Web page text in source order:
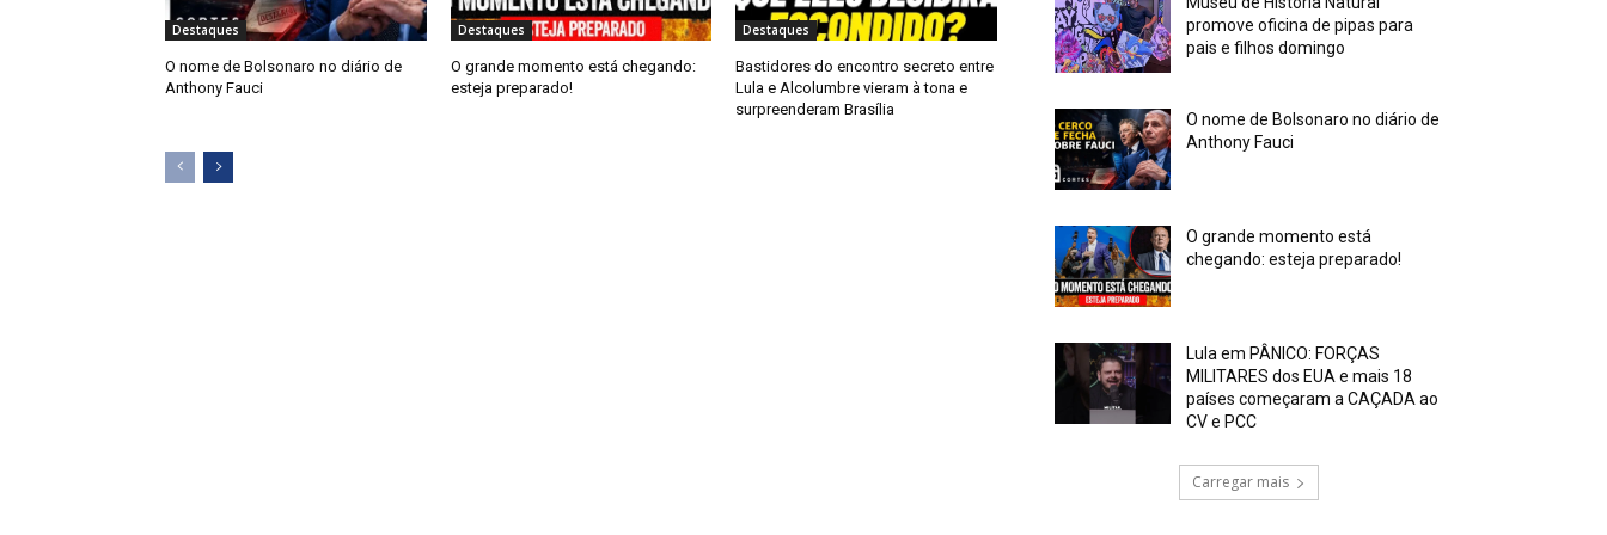
Destaques
O nome de Bolsonaro no diário de
Anthony Fauci
Destaques
O grande momento está chegando:
esteja preparado!
Destaques
Bastidores do encontro secreto entre
Lula e Alcolumbre vieram à tona e
surpreenderam Brasília
promove oficina de pipas para
pais e filhos domingo
O nome de Bolsonaro no diário de
Anthony Fauci
O grande momento está
chegando: esteja preparado!
Lula em PÂNICO: FORÇAS
MILITARES dos EUA e mais 18
países começaram a CAÇADA ao
CV e PCC
Carregar mais